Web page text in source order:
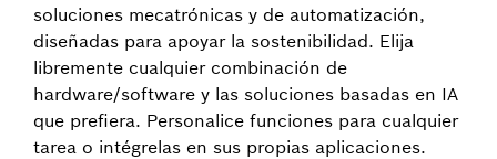
soluciones mecatrónicas y de automatización,
diseñadas para apoyar la sostenibilidad. Elija
libremente cualquier combinación de
hardware/software y las soluciones basadas en IA
que prefiera. Personalice funciones para cualquier
tarea o intégrelas en sus propias aplicaciones.